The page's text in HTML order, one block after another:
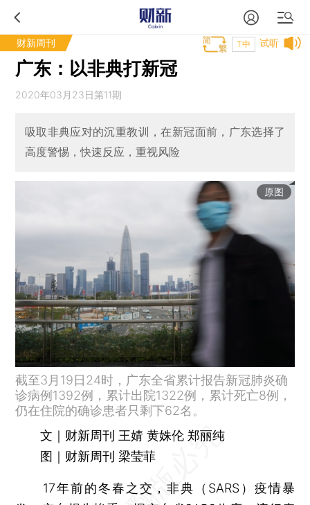
财新周刊 试听
T中
广东：以非典打新冠
2020年03月23日第11期
吸取非典应对的沉重教训，在新冠面前，广东选择了
高度警惕，快速反应，重视风险
原图
截至3月19日24时，广东全省累计报告新冠肺炎确
诊病例1392例，累计出院1322例，累计死亡8例，
仍在住院的确诊患者只剩下62名。
文｜财新周刊 王婧 黄姝伦 郑丽纯
图｜财新周刊 梁莹菲
17年前的冬春之交，非典（SARS）疫情暴